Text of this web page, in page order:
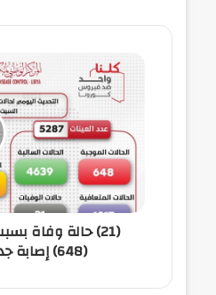
د
(21) حالة وفاة
(648) إصابة جديدة في آخر 24 ساعة